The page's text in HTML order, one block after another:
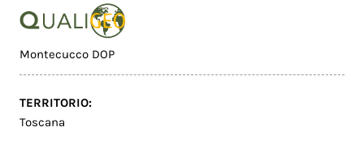
Montecucco DOP
TERRITORIO:
Toscana